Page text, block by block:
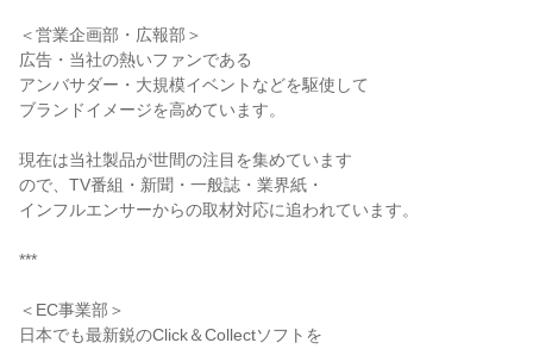
＜営業企画部・広報部＞
広告・当社の熱いファンである
アンバサダー・大規模イベントなどを駆使して
ブランドイメージを高めています。
現在は当社製品が世間の注目を集めています
ので、TV番組・新聞・一般誌・業界紙・
インフルエンサーからの取材対応に追われています。
***
＜EC事業部＞
日本でも最新鋭のClick＆Collectソフトを